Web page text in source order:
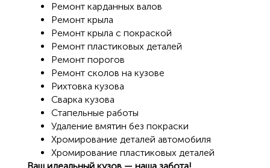
Ремонт карданных валов
Ремонт крыла
Ремонт крыла с покраской
Ремонт пластиковых деталей
Ремонт порогов
Ремонт сколов на кузове
Рихтовка кузова
Сварка кузова
Стапельные работы
Удаление вмятин без покраски
Хромирование деталей автомобиля
Хромирование пластиковых деталей